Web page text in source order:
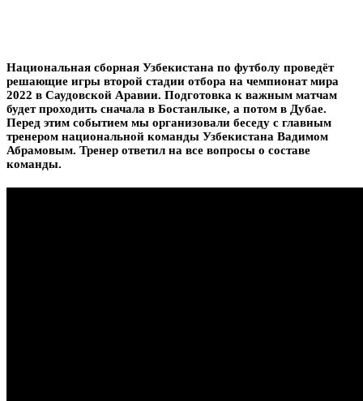
Национальная сборная Узбекистана по футболу проведёт
решающие игры второй стадии отбора на чемпионат мира
2022 в Саудовской Аравии. Подготовка к важным матчам
будет проходить сначала в Бостанлыке, а потом в Дубае.
Перед этим событием мы организовали беседу с главным
тренером национальной команды Узбекистана Вадимом
Абрамовым. Тренер ответил на все вопросы о составе
команды.